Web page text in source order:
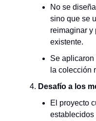
No se
sino que se
reimaginar y
existente.
Se aplicaron
la colección
Desafío a los
El proyecto
establecidos